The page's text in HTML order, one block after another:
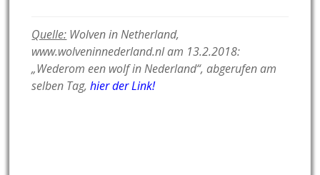
Quelle: Wolven in Netherland,
www.wolveninnederland.nl am 13.2.2018:
„Wederom een wolf in Nederland“, abgerufen am
selben Tag,hier der Link!